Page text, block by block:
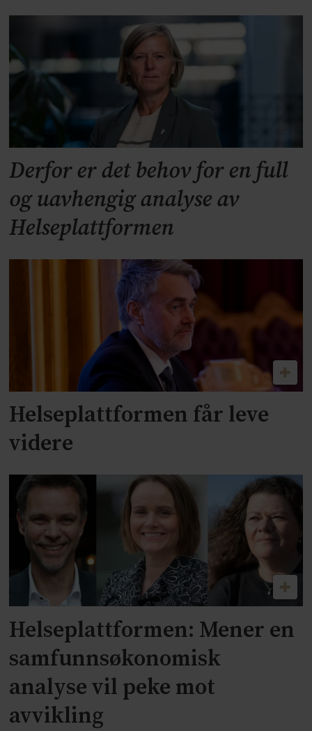
Derfor er det behov for en full
og uavhengig analyse av
Helseplattformen
Helseplattformen får leve
videre
Helseplattformen: Mener en
samfunnsøkonomisk
analyse vil peke mot
avvikling